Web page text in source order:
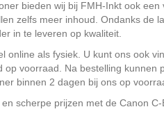
bieden wij bij FMH-Inkt ook
zelfs meer inhoud. Ondanks de
in te leveren op kwaliteit.
online als fysiek. U kunt ons ook
op voorraad. Na bestelling
binnen 2 dagen bij ons op
scherpe prijzen met de Canon